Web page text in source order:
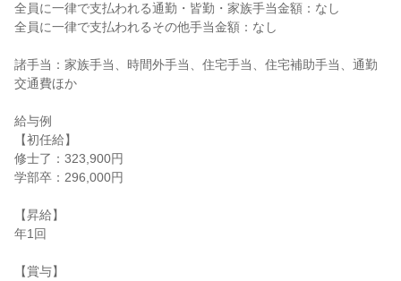
全員に一律で支払われる通勤・皆勤・家族手当金額：なし
全員に一律で支払われるその他手当金額：なし
諸手当：家族手当、時間外手当、住宅手当、住宅補助手当、通勤
交通費ほか
給与例
【初任給】
修士了：323,900円
学部卒：296,000円
【昇給】
年1回
【賞与】